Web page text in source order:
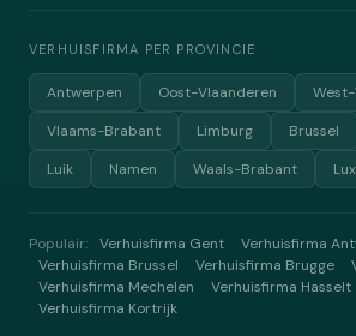
VERHUISFIRMA PER PROVINCIE
Antwerpen Oost-Vlaanderen
Vlaams-Brabant
Limburg Brussel
Luik
Namen Waals-Brabant
Populair: Verhuisfirma Gent Verhuisfirma
Verhuisfirma Brussel Verhuisfirma Brugge
Verhuisfirma Mechelen Verhuisfirma Hasselt
Verhuisfirma Kortrijk